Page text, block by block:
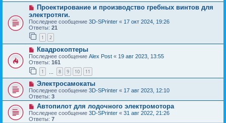
Проектирование и производство гребных винтов для
электротяги.
Последнее сообщение 3D-SPrinter « 17 окт 2024, 19:26
Ответы: 21
1 2
Квадрокоптеры
Последнее сообщение Alex Post « 19 авг 2023, 13:55
Ответы: 161
1 8 9 10 11
Электросамокаты
Последнее сообщение 3D-SPrinter « 17 авг 2023, 12:10
Ответы: 3
Автопилот для лодочного электромотора
Последнее сообщение 3D-SPrinter « 31 авг 2022, 21:26
Ответы: 7